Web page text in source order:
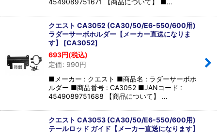
クエスト CA3052 (CA30/50/E6-550/600用)
ラダーサーボホルダー【メーカー直送になりま
す】
[CA3052]
693円(税込)
定価: 990円
■メーカー : クエスト ■商品名 : ラダーサーボホ
ルダー ■商品番号 : CA3052 ■JANコード :
4549089751688 【商品について】 …
クエスト CA3053 (CA30/50/E6-550/600用)
テールロッド ガイド【メーカー直送になります】